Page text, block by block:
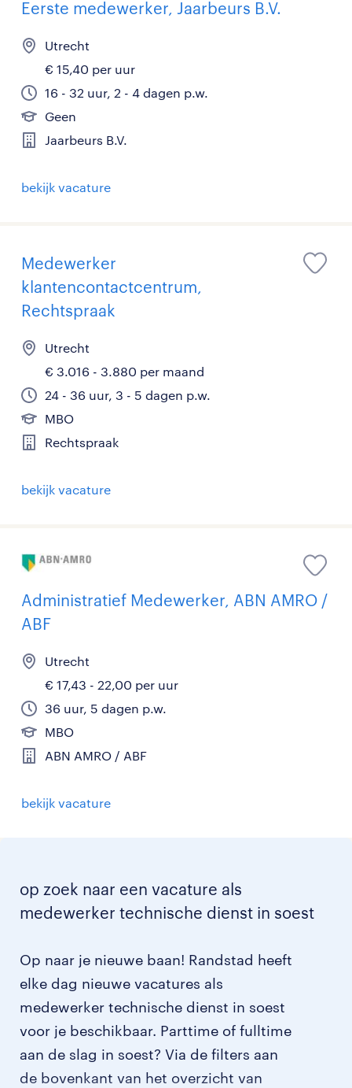
Eerste medewerker, Jaarbeurs B.V.
Utrecht
€ 15,40 per uur
16 - 32 uur, 2 - 4 dagen p.w.
Geen
Jaarbeurs B.V.
bekijk vacature
Medewerker
klantencontactcentrum,
Rechtspraak
Utrecht
€ 3.016 - 3.880 per maand
24 - 36 uur, 3 - 5 dagen p.w.
MBO
Rechtspraak
bekijk vacature
Administratief Medewerker, ABN AMRO /
ABF
Utrecht
€ 17,43 - 22,00 per uur
36 uur, 5 dagen p.w.
MBO
ABN AMRO / ABF
bekijk vacature
op zoek naar een vacature als
medewerker technische dienst in soest
Op naar je nieuwe baan! Randstad heeft
elke dag nieuwe vacatures als
medewerker technische dienst in soest
voor je beschikbaar. Parttime of fulltime
aan de slag in soest? Via de filters aan
de bovenkant van het overzicht van